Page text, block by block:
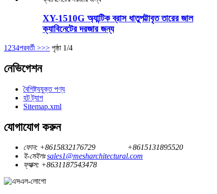
XY-1510G অ্যান্টিক ব্রাস ধাতুপট্টাবৃত তারের জাল
ক্যাবিনেটের দরজার জন্য
1 234পরবর্তী >>> পৃষ্ঠা 1/4
নেভিগেশন
বৈশিষ্ট্যযুক্ত পণ্য
হট ট্যাগ
Sitemap.xml
যোগাযোগ করুন
ফোন: +8615832176729
+8615131895520
ই-মেইলঃ sales1@mesharchitectural.com
ফ্যাক্স: +8631187543478